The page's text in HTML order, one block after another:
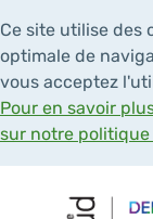
Ce site utilise des
optimale de
vous acceptez
Pour en savoir
sur notre